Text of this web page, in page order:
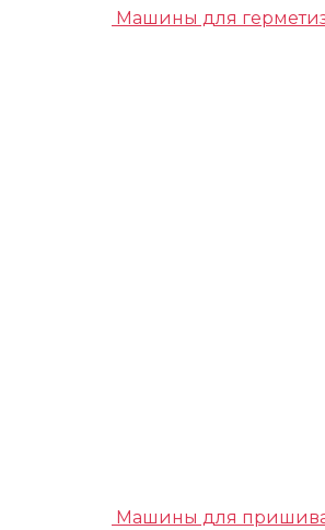
Машины для
Машины для